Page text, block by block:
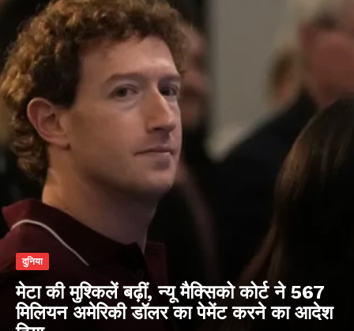
दुनिया
मेटा की मुश्किलें बढ़ीं, न्यू मैक्सिको कोर्ट ने 567
मिलियन अमेरिकी डॉलर का पेमेंट करने का आदेश